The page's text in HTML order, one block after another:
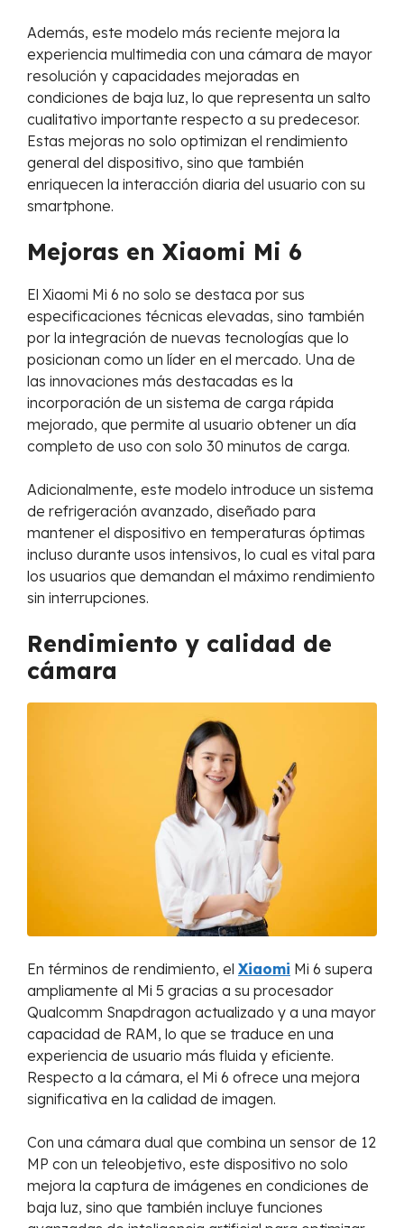
Además, este modelo más reciente mejora la
experiencia multimedia con una cámara de mayor
resolución y capacidades mejoradas en
condiciones de baja luz, lo que representa un salto
cualitativo importante respecto a su predecesor.
Estas mejoras no solo optimizan el rendimiento
general del dispositivo, sino que también
enriquecen la interacción diaria del usuario con su
smartphone.
Mejoras en Xiaomi Mi 6
El Xiaomi Mi 6 no solo se destaca por sus
especificaciones técnicas elevadas, sino también
por la integración de nuevas tecnologías que lo
posicionan como un líder en el mercado. Una de
las innovaciones más destacadas es la
incorporación de un sistema de carga rápida
mejorado, que permite al usuario obtener un día
completo de uso con solo 30 minutos de carga.
Adicionalmente, este modelo introduce un sistema
de refrigeración avanzado, diseñado para
mantener el dispositivo en temperaturas óptimas
incluso durante usos intensivos, lo cual es vital para
los usuarios que demandan el máximo rendimiento
sin interrupciones.
Rendimiento y calidad de
cámara
En términos de rendimiento, el Xiaomi Mi 6 supera
ampliamente al Mi 5 gracias a su procesador
Qualcomm Snapdragon actualizado y a una mayor
capacidad de RAM, lo que se traduce en una
experiencia de usuario más fluida y eficiente.
Respecto a la cámara, el Mi 6 ofrece una mejora
significativa en la calidad de imagen.
Con una cámara dual que combina un sensor de 12
MP con un teleobjetivo, este dispositivo no solo
mejora la captura de imágenes en condiciones de
baja luz, sino que también incluye funciones